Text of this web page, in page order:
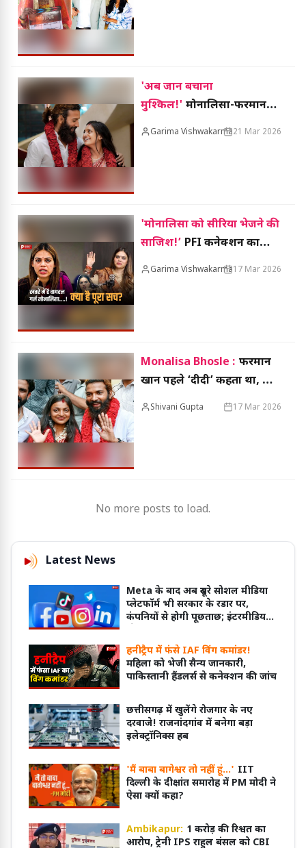
'अब जान बचाना
मुश्किल!' मोनालिसा-फरमान
खान पर मंडराया मौत का खतरा
Garima Vishwakarma21 Mar 2026
'मोनालिसा को सीरिया भेजने की
साजिश!’ PFI कनेक्शन का
आरोप, डायरेक्टर ने दी चेतावनी
Garima Vishwakarma17 Mar 2026
Monalisa Bhosle : फरमान
खान पहले ‘दीदी’ कहता था, अब
शादी! परिवार का बड़ा खुलासा
Shivani Gupta 17 Mar 2026
No more posts to load.
Latest News
Meta के बाद अब दूसरे सोशल मीडिया
प्लेटफॉर्म भी सरकार के रडार पर,
कंपनियों से होगी पूछताछ; इंटरमीडियरी
हनीट्रैप में फंसे IAF विंग कमांडर!
महिला को भेजी सैन्य जानकारी,
पाकिस्तानी हैंडलर्स से कनेक्शन की जांच
छत्तीसगढ़ में खुलेंगे रोजगार के नए
दरवाजे! राजनांदगांव में बनेगा बड़ा
इलेक्ट्रॉनिक्स हब
'मैं बाबा बागेश्वर तो नहीं हूं...' IIT
दिल्ली के दीक्षांत समारोह में PM मोदी ने
ऐसा क्यों कहा?
Ambikapur: 1 करोड़ की रिश्वत का
आरोप, ट्रेनी IPS राहुल बंसल को CBI